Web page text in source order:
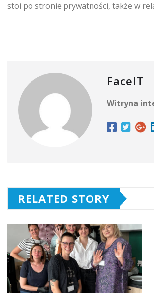
stoi po stronie prywatności, także w
FaceIT
Witryna
RELATED STORY